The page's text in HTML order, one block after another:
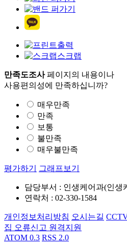
출력
스크랩
만족도조사페이지의 내용이나
사용편의성에 만족하십니까?
매우만족
만족
보통
불만족
매우불만족
평가하기 그래프보기
담당부서 : 인생케어과(인생
연락처 : 02-330-1584
개인정보처리방침 오시는길
집 오류신고 원격지원
ATOM 0.3 RSS 2.0